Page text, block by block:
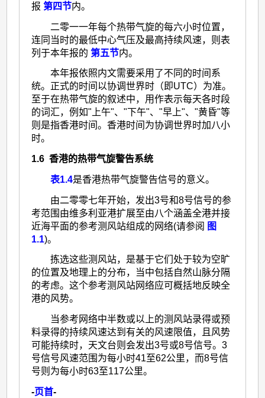
报 第四节内。
二零一一年每个热带气旋的每六小时位置，
连同当时的最低中心气压及最高持续风速，则表
列于本年报的 第五节内。
本年报依照内文需要采用了不同的时间系
统。正式的时间以协调世界时（即UTC）为准。
至于在热带气旋的叙述中，用作表示每天各时段
的词汇，例如"上午"、"下午"、"早上"、"黄昏"等
则是指香港时间。香港时间为协调世界时加八小
时。
1.6 香港的热带气旋警告系统
表1.4是香港热带气旋警告信号的意义。
由二零零七年开始，发出3号和8号信号的参
考范围由维多利亚港扩展至由八个涵盖全港并接
近海平面的参考测风站组成的网络(请参阅 图
1.1)。
拣选这些测风站，是基于它们处于较为空旷
的位置及地理上的分布，当中包括自然山脉分隔
的考虑。这个参考测风站网络应可概括地反映全
港的风势。
当参考网络中半数或以上的测风站录得或预
料录得的持续风速达到有关的风速限值，且风势
可能持续时，天文台则会发出3号或8号信号。3
号信号风速范围为每小时41至62公里，而8号信
号则为每小时63至117公里。
-页首-